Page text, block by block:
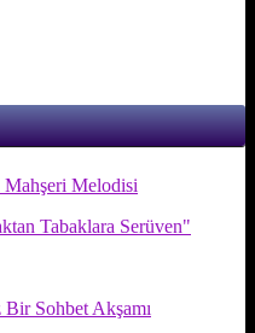
Melodisi
Tabaklara Serüven"
Sohbet Akşamı